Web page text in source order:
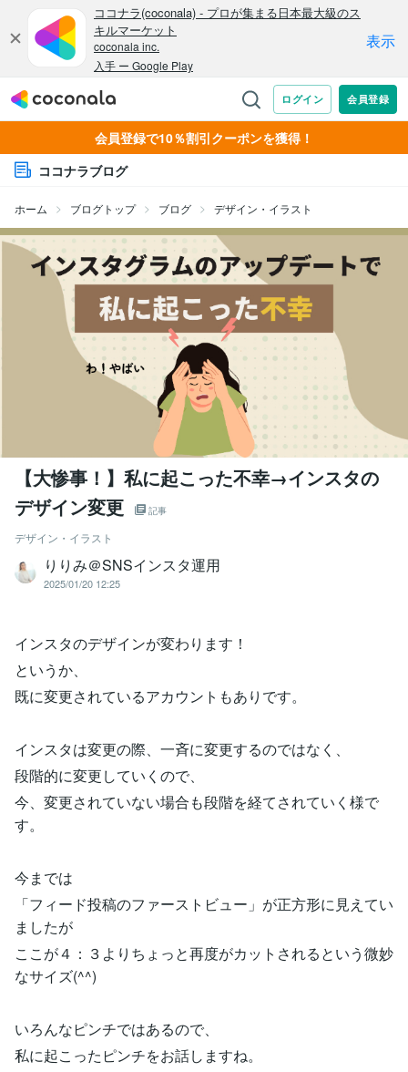
会員登録で10％割引クーポンを獲得！
ココナラブログ
ホーム ブログトップ ブログ デザイン・イラスト
【大惨事！】私に起こった不幸→インスタの
デザイン変更
記事
デザイン・イラスト
りりみ＠SNSインスタ運用
2025/01/20 12:25
インスタのデザインが変わります！
というか、
既に変更されているアカウントもありです。
インスタは変更の際、一斉に変更するのではなく、
段階的に変更していくので、
今、変更されていない場合も段階を経てされていく様で
す。
今までは
「フィード投稿のファーストビュー」が正方形に見えてい
ましたが
ここが４：３よりちょっと再度がカットされるという微妙
なサイズ(^^)
いろんなピンチではあるので、
私に起こったピンチをお話しますね。